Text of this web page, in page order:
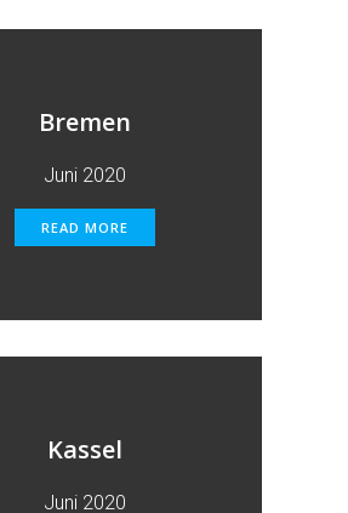
Bremen
Juni 2020
READ MORE
Kassel
Juni 2020